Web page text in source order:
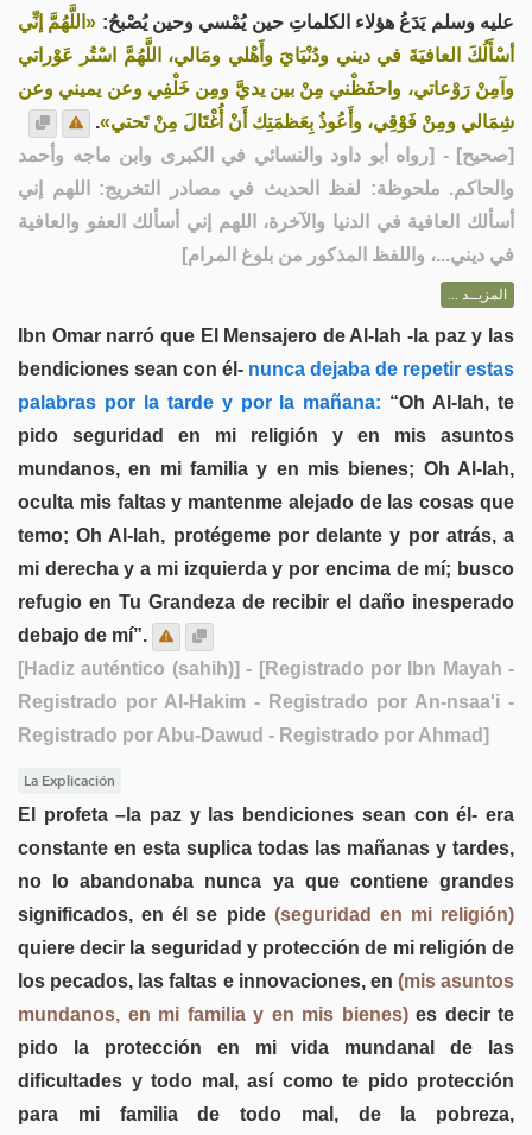
عليه وسلم يَدَعُ هؤلاء الكلماتِ حين يُمْسي وحين يُصْبحُ: «اللَّهُمَّ إنِّي
أسْأَلُكَ العافيَةَ في ديني ودُنْيَايَ وأَهْلي ومَالي، اللَّهُمَّ اسْتُر عَوْراتي
وآمِنْ رَوْعاتي، واحفَظْني مِنْ بين يديَّ ومِن خَلْفِي وعن يميني وعن
شِمَالي ومِنْ فَوْقِي، وأَعُوذُ بِعَظمَتِك أَنْ أُغْتَالَ مِنْ تَحتي».
[صحيح] - [رواه أبو داود والنسائي في الكبرى وابن ماجه وأحمد
والحاكم. ملحوظة: لفظ الحديث في مصادر التخريج: اللهم إني
أسألك العافية في الدنيا والآخرة، اللهم إني أسألك العفو والعافية
في ديني...، واللفظ المذكور من بلوغ المرام]
المزيــد ...
Ibn Omar narró que El Mensajero de Al-lah -la paz y las
bendiciones sean con él- nunca dejaba de repetir estas
palabras por la tarde y por la mañana: “Oh Al-lah, te
pido seguridad en mi religión y en mis asuntos
mundanos, en mi familia y en mis bienes; Oh Al-lah,
oculta mis faltas y mantenme alejado de las cosas que
temo; Oh Al-lah, protégeme por delante y por atrás, a
mi derecha y a mi izquierda y por encima de mí; busco
refugio en Tu Grandeza de recibir el daño inesperado
debajo de mí”.
[Hadiz auténtico (sahih)] - [Registrado por Ibn Mayah -
Registrado por Al-Hakim - Registrado por An-nsaa'i -
Registrado por Abu-Dawud - Registrado por Ahmad]
La Explicación
El profeta –la paz y las bendiciones sean con él- era
constante en esta suplica todas las mañanas y tardes,
no lo abandonaba nunca ya que contiene grandes
significados, en él se pide (seguridad en mi religión)
quiere decir la seguridad y protección de mi religión de
los pecados, las faltas e innovaciones, en (mis asuntos
mundanos, en mi familia y en mis bienes)es decir te
pido la protección en mi vida mundanal de las
dificultades y todo mal, así como te pido protección
para mi familia de todo mal, de la pobreza,